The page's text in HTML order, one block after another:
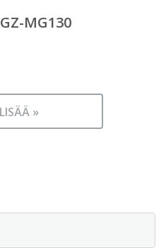
MG130
»